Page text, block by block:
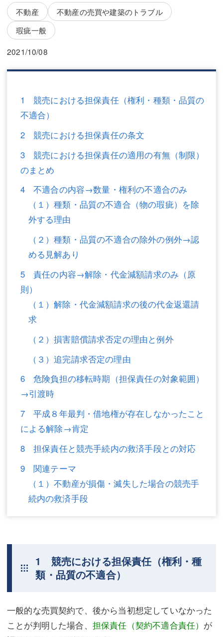
坂本 陽一
桶川 聡
三平 隆史
吉元 優仁
弁護士費用
不動産
相続・遺言
離婚（夫婦間トラブル）
労働問題（解雇，残業等）
刑事弁護
不動産登記
商業登記
調査・書面作成
アクセス
東京事務所 (新宿・四谷)
埼玉事務所 (さいたま市)
川口事務所（埼玉県川口市）
坂本 陽一
桶川 聡
三平 隆史
吉元 優仁
不動産
相続・遺言
離婚（夫婦間トラブル）
企業法務
労働問題（解雇，残業等）
刑事弁護
交通事故
商業登記
調査・書面作成
債務整理
東京事務所 (新宿・四谷)
埼玉事務所 (さいたま市)
川口事務所（埼玉県川口市）
お問い合せフォーム
不動産
不動産の売買や建築のトラブル
瑕疵一般
2021/10/08
1 競売における担保責任（権利・種類・品質の
不適合）
2 競売における担保責任の条文
3 競売における担保責任の適用の有無（制限）
のまとめ
4 不適合の内容→数量・権利の不適合のみ
（１）種類・品質の不適合（物の瑕疵）を除
外する理由
（２）種類・品質の不適合の除外の例外→認
める見解あり
5 責任の内容→解除・代金減額請求のみ（原
則）
（１）解除・代金減額請求の後の代金返還請
求
（２）損害賠償請求否定の理由と例外
（３）追完請求否定の理由
6 危険負担の移転時期（担保責任の対象範囲）
→引渡時
7 平成８年最判・借地権が存在しなかったこと
による解除→肯定
8 担保責任と競売手続内の救済手段との対応
9 関連テーマ
（１）不動産が損傷・滅失した場合の競売手
続内の救済手段
1 競売における担保責任（権利・種
類・品質の不適合）
一般的な売買契約で、後から当初想定していなかった
ことが判明した場合、 担保責任（契約不適合責任） が